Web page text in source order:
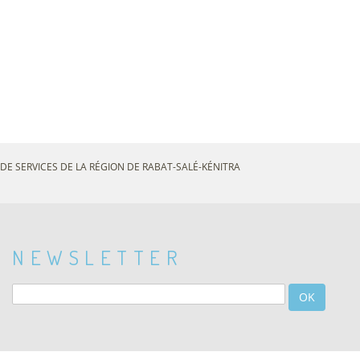
SERVICES DE LA RÉGION DE RABAT-SALÉ-KÉNITRA
NEWSLETTER
OK